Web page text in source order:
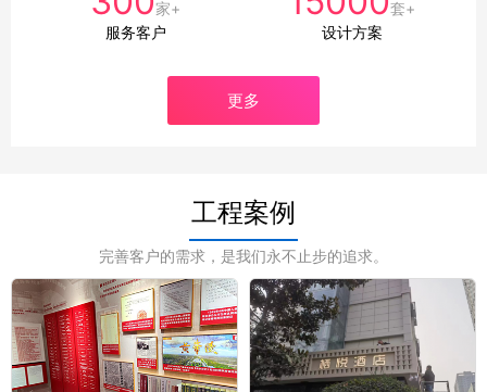
家+
服务客户
套+
设计方案
更多
工程案例
完善客户的需求，是我们永不止步的追求。